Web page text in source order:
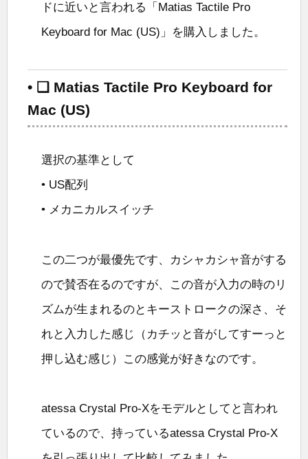
ドに近いと言われる「Matias Tactile Pro
Keyboard for Mac (US)」を購入しました。
• ❑ Matias Tactile Pro Keyboard for
Mac (US)
選択の基準として
• US配列
• メカニカルスイッチ
この二つが最優先です、カシャカシャ音がする
ので賛否在るのですが、この音が入力の時のリ
ズムが生まれるのとキーストロークの深さ、そ
れと入力した感じ（カチッと音がしてすーっと
押し込む感じ）この感覚が好きなのです。
atessa Crystal Pro-Xをモデルとしてと言われ
ているので、持っているatessa Crystal Pro-X